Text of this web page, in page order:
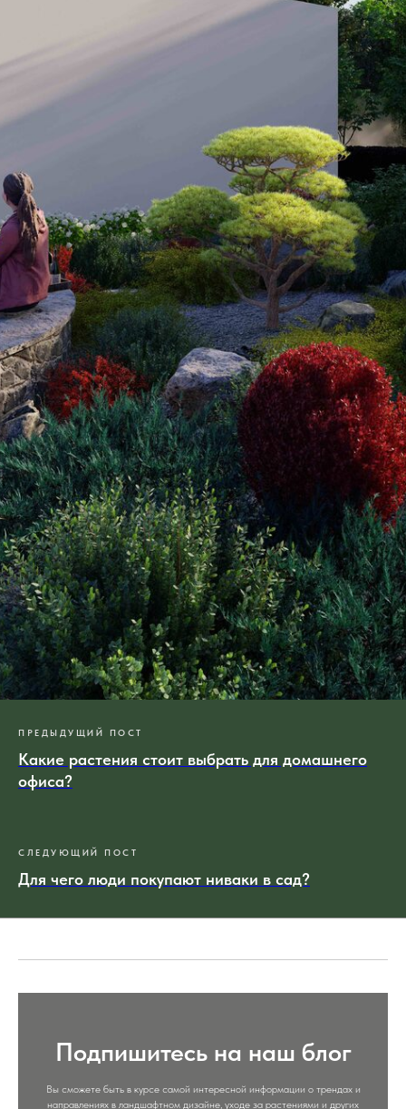
ПРЕДЫДУЩИЙ ПОСТ
Какие растения стоит выбрать для домашнего
офиса?
СЛЕДУЮЩИЙ ПОСТ
Для чего люди покупают ниваки в сад?
Подпишитесь на наш блог
Вы сможете быть в курсе самой интересной информации о трендах и
направлениях в ландшафтном дизайне, уходе за растениями и других